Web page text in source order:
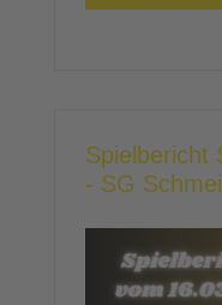
Spielbericht
- SG